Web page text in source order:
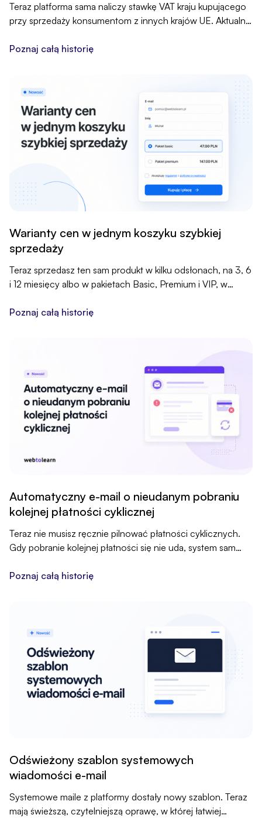
Teraz platforma sama naliczy stawkę VAT kraju kupującego
przy sprzedaży konsumentom z innych krajów UE. Aktualne
jednym kliknięciem.
Poznaj całą historię
Warianty cen w jednym koszyku szybkiej
sprzedaży
Teraz sprzedasz ten sam produkt w kilku odsłonach, na 3, 6
i 12 miesięcy albo w pakietach Basic, Premium i VIP, w
kliknięciem.
Poznaj całą historię
Automatyczny e-mail o nieudanym pobraniu
kolejnej płatności cyklicznej
Teraz nie musisz ręcznie pilnować płatności cyklicznych.
Gdy pobranie kolejnej płatności się nie uda, system sam
należności.
Poznaj całą historię
Odświeżony szablon systemowych
wiadomości e-mail
Systemowe maile z platformy dostały nowy szablon. Teraz
mają świeższą, czytelniejszą oprawę, w której łatwiej